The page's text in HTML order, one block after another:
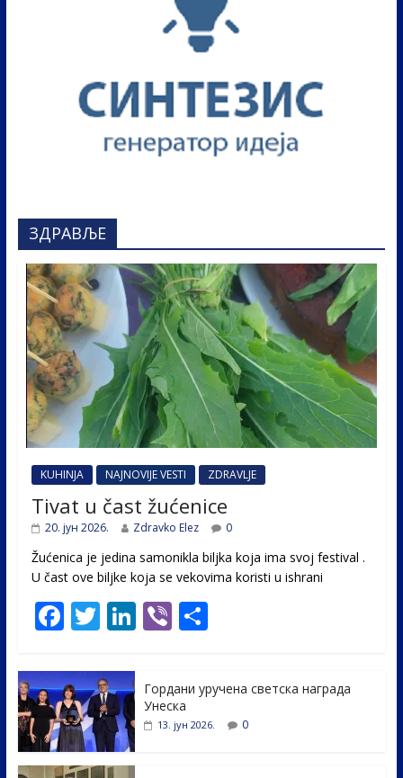
ЗДРАВЉЕ
KUHINJA NAJNOVIJE VESTI ZDRAVLJE
Tivat u čast žućenice
20. јун 2026. Zdravko Elez 0
Žućenica je jedina samonikla biljka koja ima svoj festival .
U čast ovе biljke koja se vekovima koristi u ishrani
F
e
b
o
o
T
itt
er
Li
e
dI
Vi S
e
Гордани уручена светска награда
Унеска
13. јун 2026. 0